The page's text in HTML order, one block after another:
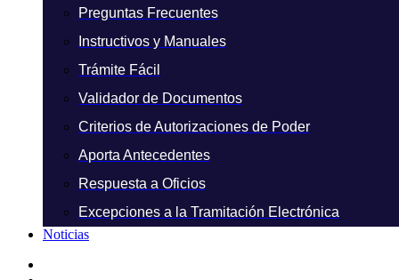
Preguntas Frecuentes
Instructivos y Manuales
Trámite Fácil
Validador de Documentos
Criterios de Autorizaciones de Poder
Aporta Antecedentes
Respuesta a Oficios
Excepciones a la Tramitación Electrónica
Noticias